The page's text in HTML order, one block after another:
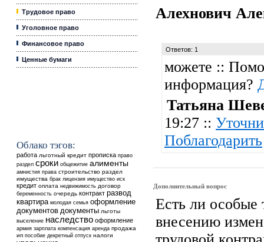
Трудовое право
Уголовное право
Финансовое право
Ценные бумаги
Облако тэгов:
работа льготный кредит прописка право
раздел сроки общежитие алименты
амнистия права строительство раздел
имущества брак лицензия имущество иск
кредит оплата недвижимость договор
беременность очередь контракт развод
квартира молодая семья оформление
документов документы льготы
выселение наследство оформление
армия зарплата компенсация аренда продажа
ип пособие декретный отпуск налоги
Алехнович
Ответов: 1
можете ::
информация?
Татьяна
19:27 ::
Поблагодарить
Дополнительный вопрос
Есть ли особые
внесению